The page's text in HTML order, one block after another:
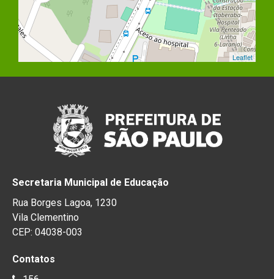
Leaflet
Secretaria Municipal de Educação
Rua Borges Lagoa, 1230
Vila Clementino
CEP: 04038-003
Contatos